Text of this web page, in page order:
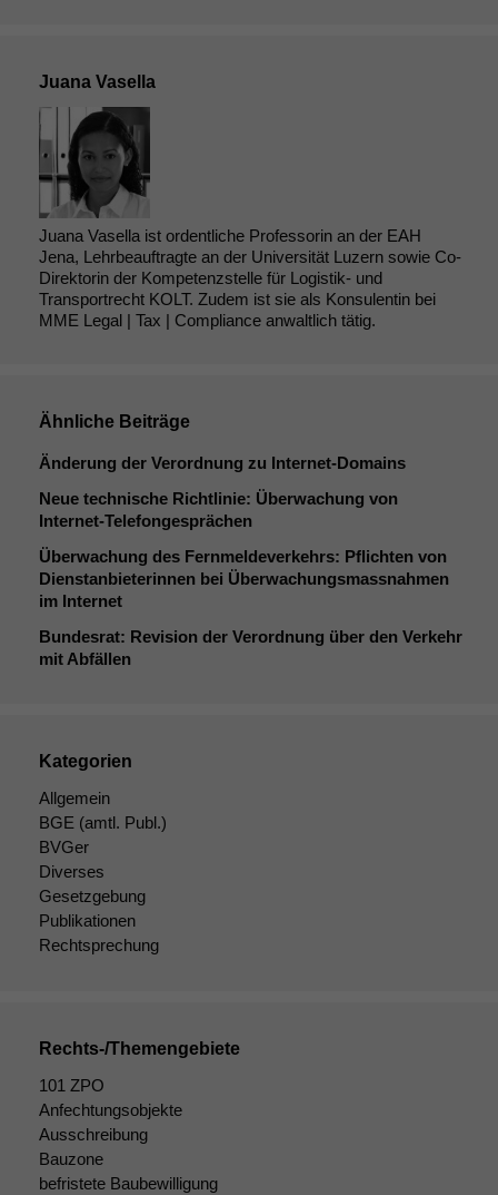
Juana Vasella
Juana Vasella ist ordentliche Professorin an der EAH
Jena, Lehrbeauftragte an der Universität Luzern sowie Co-
Direktorin der Kompetenzstelle für Logistik- und
Transportrecht KOLT. Zudem ist sie als Konsulentin bei
MME Legal | Tax | Compliance anwaltlich tätig.
Ähnliche Beiträge
Änderung der Verordnung zu Internet-Domains
Neue technische Richtlinie: Überwachung von
Internet-Telefongesprächen
Überwachung des Fernmeldeverkehrs: Pflichten von
Dienstanbieterinnen bei Überwachungsmassnahmen
im Internet
Bundesrat: Revision der Verordnung über den Verkehr
mit Abfällen
Kategorien
Allgemein
BGE (amtl. Publ.)
BVGer
Diverses
Gesetzgebung
Publikationen
Rechtsprechung
Rechts-/Themengebiete
101 ZPO
Anfechtungsobjekte
Ausschreibung
Bauzone
befristete Baubewilligung